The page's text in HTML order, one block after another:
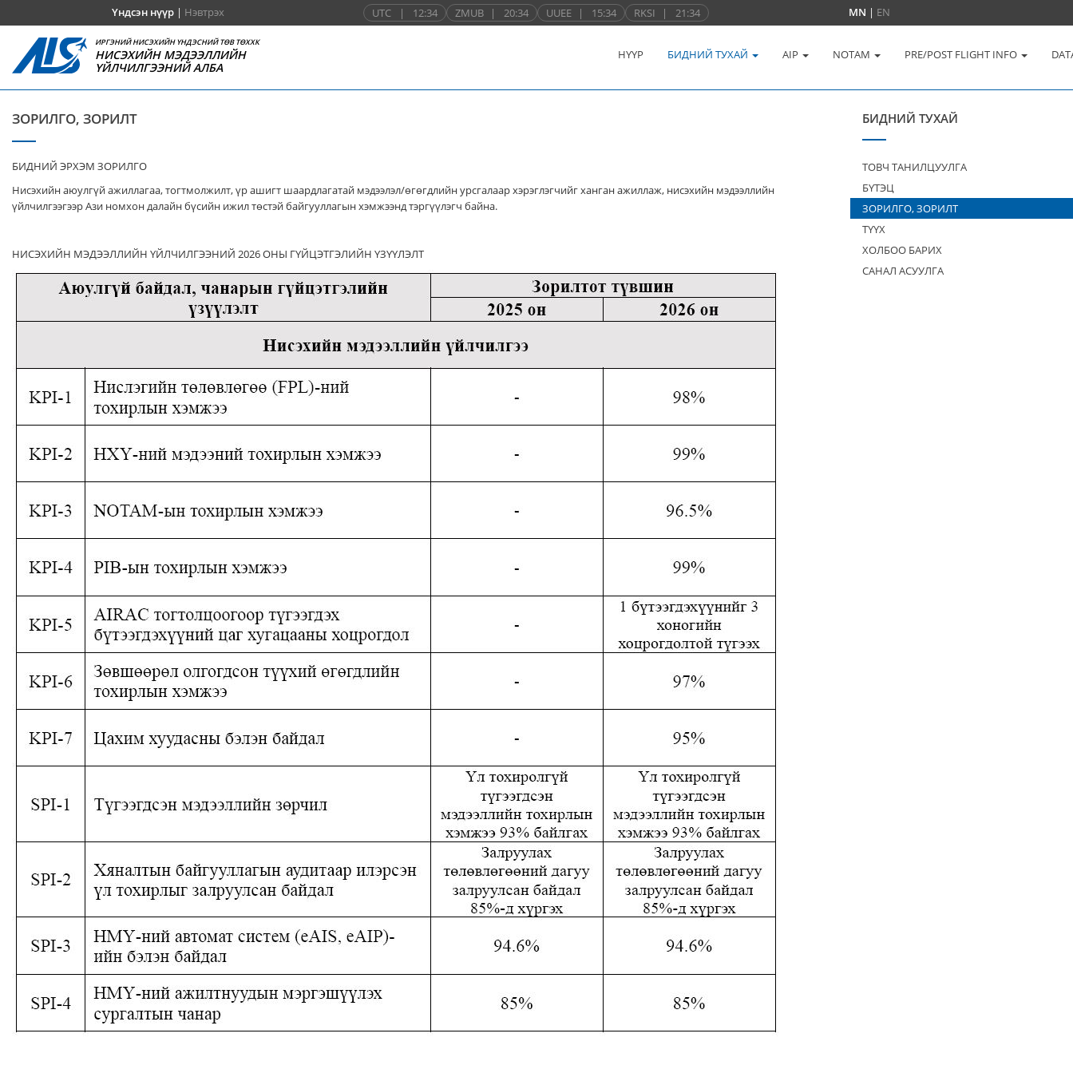
Үндсэн нүүр| Нэвтрэх UTC | 12:34 ZMUB | 20:34 UUEE | 15:34 RKSI | 21:34 MN | EN
ИРГЭНИЙ НИСЭХИЙН ҮНДЭСНИЙ ТӨВ ТӨХХК
НИСЭХИЙН МЭДЭЭЛЛИЙН
ҮЙЛЧИЛГЭЭНИЙ АЛБА
НҮҮР БИДНИЙ ТУХАЙ AIP NOTAM PRE/POST FLIGHT INFO
ЗОРИЛГО, ЗОРИЛТ
БИДНИЙ ЭРХЭМ ЗОРИЛГО
Нисэхийн аюулгүй ажиллагаа, тогтмолжилт, үр ашигт шаардлагатай мэдээлэл/өгөгдлийн урсгалаар хэрэглэгчийг ханган ажиллаж, нисэхийн мэдээллийн
үйлчилгээгээр Ази номхон далайн бүсийн ижил төстэй байгууллагын хэмжээнд тэргүүлэгч байна.
НИСЭХИЙН МЭДЭЭЛЛИЙН ҮЙЛЧИЛГЭЭНИЙ 2026 ОНЫ ГҮЙЦЭТГЭЛИЙН ҮЗҮҮЛЭЛТ
БИДНИЙ ТУХАЙ
ТОВЧ ТАНИЛЦУУЛГА
БҮТЭЦ
ЗОРИЛГО, ЗОРИЛТ
ТҮҮХ
ХОЛБОО БАРИХ
САНАЛ АСУУЛГА